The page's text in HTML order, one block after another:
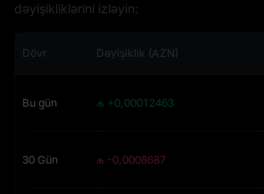
dəyişikliklərini izləyin:
Dövr Dəyişiklik (AZN)
Bu gün ₼ +0,00012463
30 Gün ₼ -0,0008687